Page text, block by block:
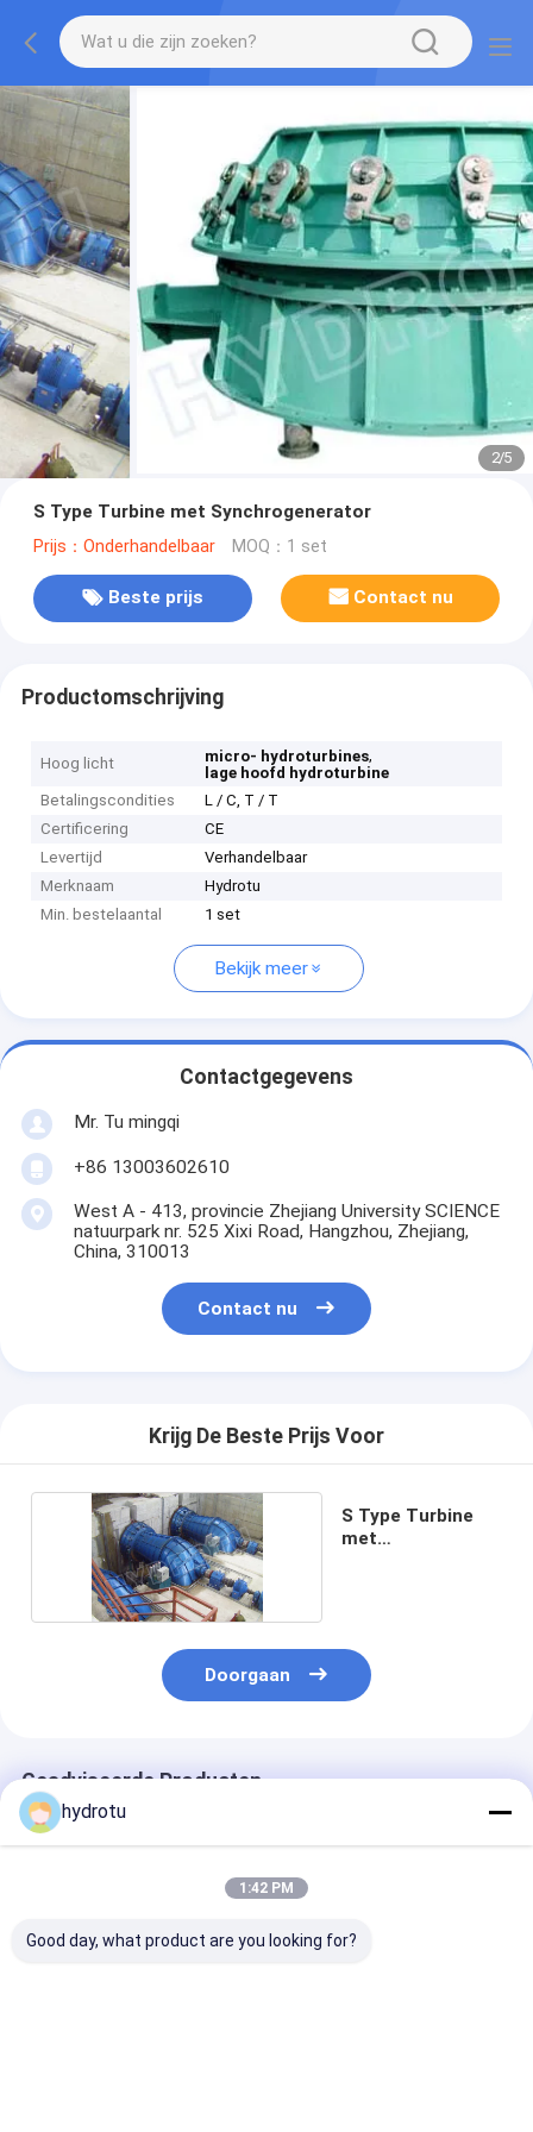
2/5
S Type Turbine met Synchrogenerator
Prijs：Onderhandelbaar MOQ：1 set
Beste prijs Contact nu
Productomschrijving
Hoog licht micro- hydroturbines,
lage hoofd hydroturbine
Betalingscondities
L / C, T / T
Certificering
CE
Levertijd
Verhandelbaar
Merknaam
Hydrotu
Min. bestelaantal
1 set
Bekijk meer
Contactgegevens
Mr. Tu mingqi
+86 13003602610
West A - 413, provincie Zhejiang University SCIENCE
natuurpark nr. 525 Xixi Road, Hangzhou, Zhejiang,
China, 310013
Contact nu
Krijg De Beste Prijs Voor
S Type Turbine
met
Doorgaan
Geadviseerde Producten
hydrotu
1:42 PM
Good day, what product are you looking for?